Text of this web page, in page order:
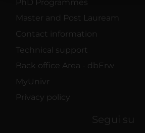
raccolto dal tuo utilizzo dei loro servizi.
PhD Programmes
Master and Post Lauream
Contact information
Technical support
Back office Area - dbErw
MyUnivr
Privacy policy
Segui su